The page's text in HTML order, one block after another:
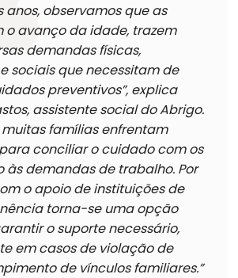
anos, observamos que as
o avanço da idade, trazem
demandas físicas,
sociais que necessitam de
preventivos”, explica
assistente social do Abrigo.
muitas famílias enfrentam
conciliar o cuidado com os
às demandas de trabalho. Por
o apoio de instituições de
torna-se uma opção
o suporte necessário,
em casos de violação de
de vínculos familiares.”